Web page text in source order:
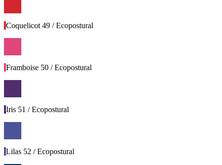
Coquelicot 49 / Ecopostural
Framboise 50 / Ecopostural
Iris 51 / Ecopostural
Lilas 52 / Ecopostural